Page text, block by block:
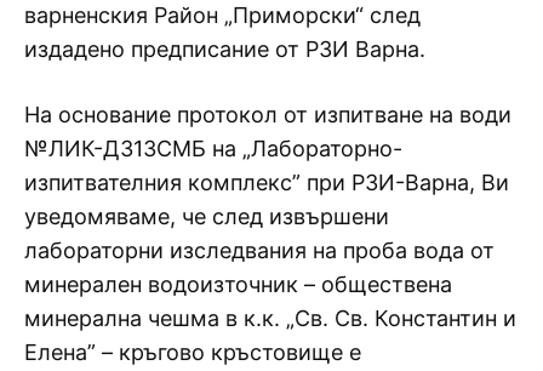
варненския Район „Приморски“ след
издадено предписание от РЗИ Варна.
На основание протокол от изпитване на води
№ЛИК-Д313СМБ на „Лабораторно-
изпитвателния комплекс” при РЗИ-Варна, Ви
уведомяваме, че след извършени
лабораторни изследвания на проба вода от
минерален водоизточник – обществена
минерална чешма в к.к. „Св. Св. Константин и
Елена” – кръгово кръстовище е